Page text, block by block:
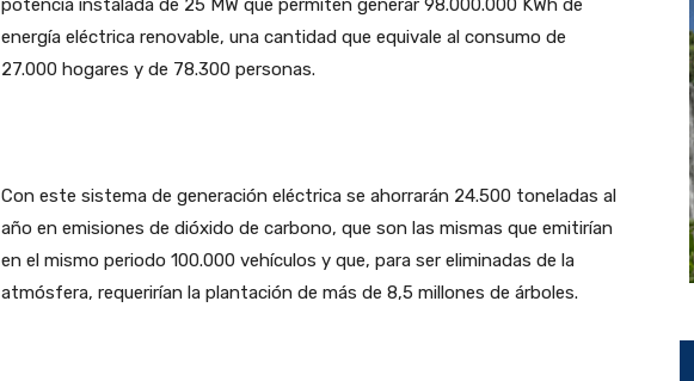
potencia instalada de 25 MW que permiten generar 98.000.000 KWh de
energía eléctrica renovable, una cantidad que equivale al consumo de
27.000 hogares y de 78.300 personas.
Con este sistema de generación eléctrica se ahorrarán 24.500 toneladas al
año en emisiones de dióxido de carbono, que son las mismas que emitirían
en el mismo periodo 100.000 vehículos y que, para ser eliminadas de la
atmósfera, requerirían la plantación de más de 8,5 millones de árboles.